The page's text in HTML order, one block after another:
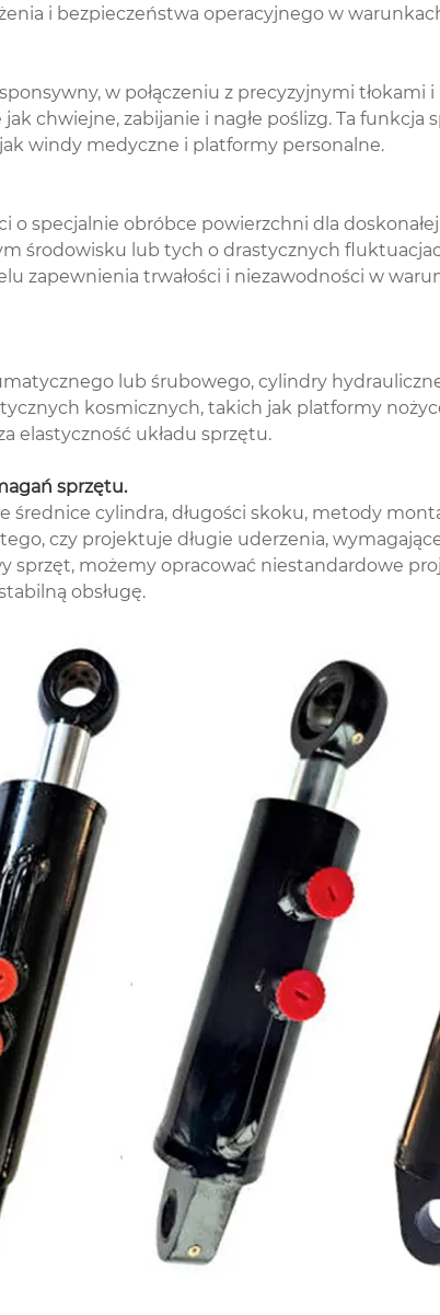
i bezpieczeństwa operacyjnego w
w połączeniu z precyzyjnymi
chwiejne, zabijanie i nagłe poślizg. Ta funkcja
windy medyczne i platformy personalne.
specjalnie obróbce powierzchni dla
środowisku lub tych o drastycznych
zapewnienia trwałości i niezawodności w
lub śrubowego, cylindry
kosmicznych, takich jak platformy
elastyczność układu sprzętu.
sprzętu.
średnice cylindra, długości skoku, metody
czy projektuje długie uderzenia,
możemy opracować niestandardowe
obsługę.